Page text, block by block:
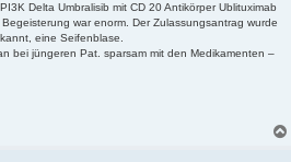
Delta Umbralisib mit CD 20 Antikörper Ublituximab
war enorm. Der Zulassungsantrag wurde
eine Seifenblase.
bei jüngeren Pat. sparsam mit den Medikamenten –